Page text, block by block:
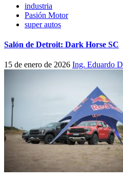
industria
Pasión Motor
super autos
Salón de Detroit: Dark Horse SC
15 de enero de 2026 Ing. Eduardo